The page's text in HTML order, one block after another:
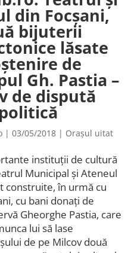
din Focșani,
bijuterii
lăsate
de
Gh. Pastia –
de dispută
politică
| 03/05/2018| Orașul uitat
instituții de cultură
Municipal și Ateneul
construite, în urmă cu
cu bani donați de
Gheorghe Pastia, care
lui să lase
de pe Milcov două